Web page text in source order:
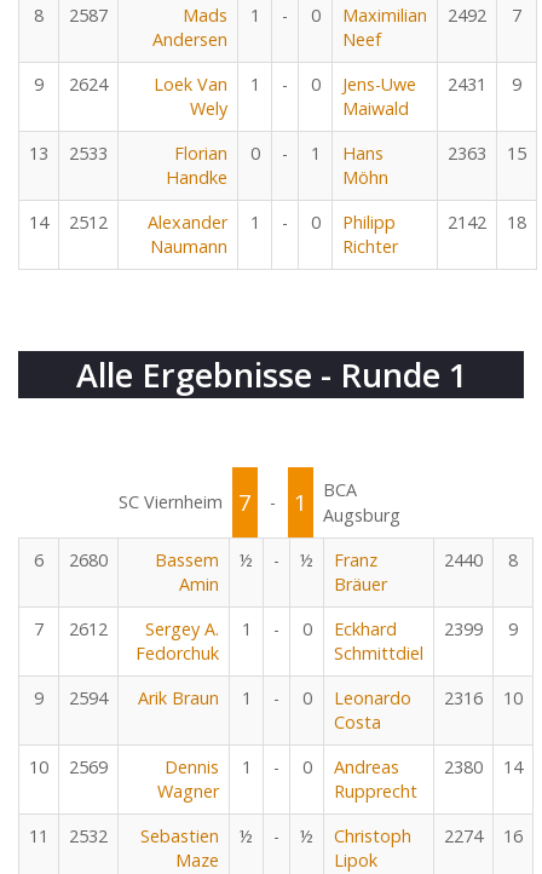
8 2587
Mads
Andersen
1 - 0
Maximilian
Neef
2492 7
9 2624
Loek Van
Wely
1 - 0
Jens-Uwe
Maiwald
2431 9
13 2533
Florian
Handke
0 - 1
Hans
Möhn
2363 15
14 2512
Alexander
Naumann
1 - 0
Philipp
Richter
2142 18
Alle Ergebnisse - Runde 1
SC Viernheim 7 - 1
BCA
Augsburg
6
2680
Bassem
Amin
½ - ½
Franz
Bräuer
2440 8
7 2612
Sergey A.
Fedorchuk
1 - 0
Eckhard
Schmittdiel
2399 9
9 2594 Arik Braun 1 - 0
Leonardo
Costa
2316 10
10 2569
Dennis
Wagner
1 - 0
Andreas
Rupprecht
2380 14
11 2532
Sebastien
Maze
½ - ½
Christoph
Lipok
2274 16